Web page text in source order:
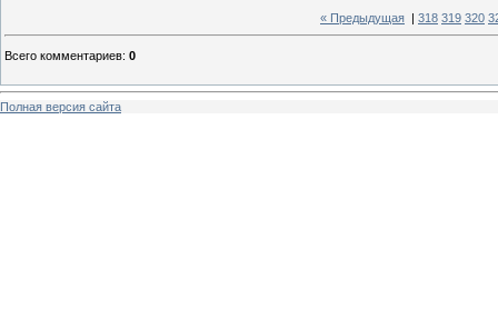
« Предыдущая 318 319 320
Всего комментариев: 0
Полная версия сайта